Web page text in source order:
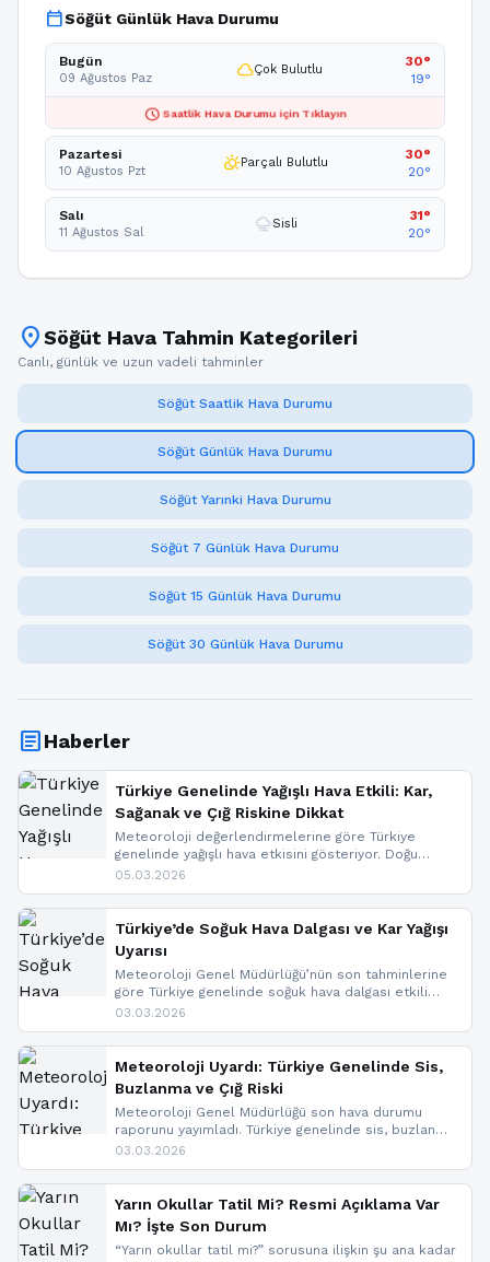
calendar_todaySöğüt Günlük Hava Durumu
Bugün
09 Ağustos Paz cloudÇok Bulutlu
30°
19°
schedule Saatlik Hava Durumu için Tıklayın
Pazartesi
10 Ağustos Pzt partly_cloudy_dayParçalı Bulutlu
30°
20°
Salı
11 Ağustos Sal foggy Sisli
31°
20°
location_onSöğüt Hava Tahmin Kategorileri
Canlı, günlük ve uzun vadeli tahminler
Söğüt Saatlik Hava Durumu
Söğüt Günlük Hava Durumu
Söğüt Yarınki Hava Durumu
Söğüt 7 Günlük Hava Durumu
Söğüt 15 Günlük Hava Durumu
Söğüt 30 Günlük Hava Durumu
articleHaberler
Türkiye Genelinde Yağışlı Hava Etkili: Kar,
Sağanak ve Çığ Riskine Dikkat
Meteoroloji değerlendirmelerine göre Türkiye
genelinde yağışlı hava etkisini gösteriyor. Doğu
bölgelerinde kar yağışı beklenirken Marmara ve
ise çığ tehlikesi bulunuyor. İç kesimlerde sis ve pus
nedeniyle görüş mesafesinde azalma
yaşanabileceği belirtiliyor.
05.03.2026
Türkiye’de Soğuk Hava Dalgası ve Kar Yağışı
Uyarısı
Meteoroloji Genel Müdürlüğü’nün son tahminlerine
göre Türkiye genelinde soğuk hava dalgası etkili
oluyor. Birçok il için kar yağışı ve buzlanma uyarısı
03.03.2026
Meteoroloji Uyardı: Türkiye Genelinde Sis,
Buzlanma ve Çığ Riski
Meteoroloji Genel Müdürlüğü son hava durumu
raporunu yayımladı. Türkiye genelinde sis, buzlanma
ve don beklenirken Doğu Anadolu ve Doğu
yapıldı. İşte son dakika meteoroloji gelişmeleri.
03.03.2026
Yarın Okullar Tatil Mi? Resmi Açıklama Var
Mı? İşte Son Durum
“Yarın okullar tatil mi?” sorusuna ilişkin şu ana kadar